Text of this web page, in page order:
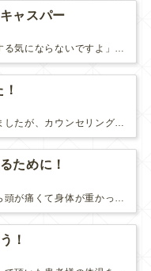
ャスパー
「こう暑くちゃ、何もする気にならないですよ」と自堕落を絵に描いた様な『食っちゃあ寝』生活を送る我が家のキャスパー。（夏に限っ…
前回もちょろっと書きましたが、カウンセリングの結果、予定と異なる治療になることも多々あって、そうすると予定通りに診療が進まなか…
ために！
！